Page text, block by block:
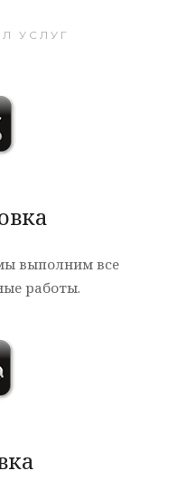
УСЛУГ
выполним все
работы.